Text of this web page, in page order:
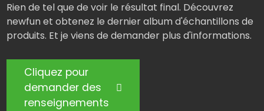
Rien de tel que de voir le résultat final. Découvrez
newfun et obtenez le dernier album d'échantillons de
produits. Et je viens de demander plus d'informations.
Cliquez pour
demander des
renseignements